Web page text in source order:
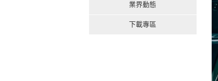
業界動態
下載專區